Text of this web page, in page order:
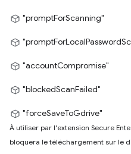
"promptForScanning"
"accountCompromise"
"blockedScanFailed"
"forceSaveToGdrive"
À utiliser par l'extension Secure
bloquera le téléchargement sur le